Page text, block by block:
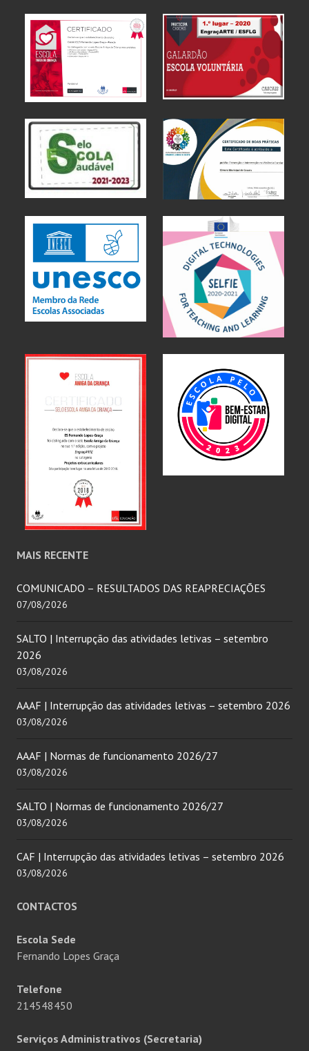
MAIS RECENTE
COMUNICADO – RESULTADOS DAS REAPRECIAÇÕES
07/08/2026
SALTO | Interrupção das atividades letivas – setembro
2026
03/08/2026
AAAF | Interrupção das atividades letivas – setembro 2026
03/08/2026
AAAF | Normas de funcionamento 2026/27
03/08/2026
SALTO | Normas de funcionamento 2026/27
03/08/2026
CAF | Interrupção das atividades letivas – setembro 2026
03/08/2026
CONTACTOS
Escola Sede
Fernando Lopes Graça
Telefone
214548450
Serviços Administrativos (Secretaria)